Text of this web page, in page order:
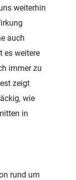
weiterhin
auch
es weitere
immer zu
zeigt
wie
in
rund um